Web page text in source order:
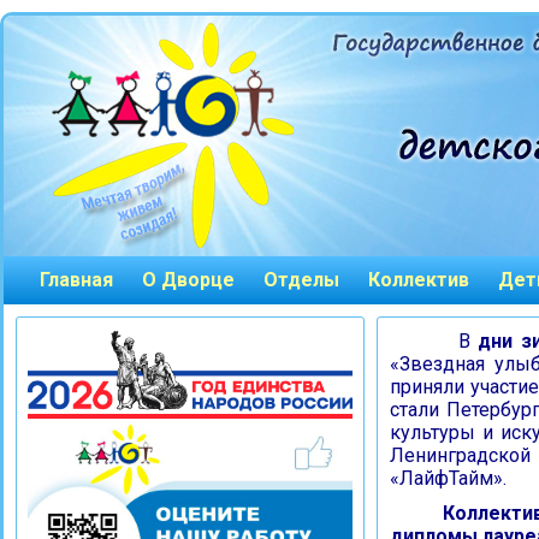
Главная О Дворце Отделы Коллектив
В дни
«Звездная
приняли
стали
культуры и
«ЛайфТайм».